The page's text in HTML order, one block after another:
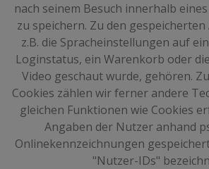
nach seinem Besuch innerhalb
zu speichern. Zu den
z.B. die Spracheinstellungen auf
Loginstatus, ein Warenkorb oder
Video geschaut wurde, gehören.
Cookies zählen wir ferner andere
gleichen Funktionen wie Cookies
Angaben der Nutzer anhand
Onlinekennzeichnungen
"Nutzer-IDs"